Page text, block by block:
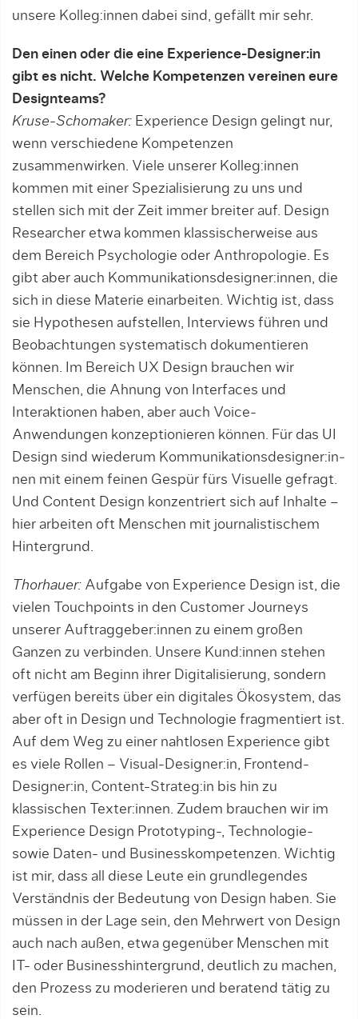
unsere Kolleg:innen dabei sind, gefällt mir sehr.
Den einen oder die eine Experience-Designer:in
gibt es nicht. Welche Kom­petenzen vereinen eure
Designteams?
Kruse-Schomaker: Experience Design ge­­lingt nur,
wenn verschiedene Kompeten­zen
zusammenwirken. Viele unserer Kol­le­g:in­nen
kommen mit einer Spezialisierung zu uns und
stellen sich mit der Zeit immer brei­ter auf. Design
Researcher etwa kommen klassischerweise aus
dem Bereich Psy­cho­logie oder Anthropologie. Es
gibt aber auch Kommunikationsdesigner:innen, die
sich in diese Materie einar­bei­ten. Wichtig ist, dass
sie Hypothesen auf­stellen, Interviews führen und
Beobachtun­gen systema­tisch dokumentieren
können. Im Bereich UX De­sign brauchen wir
Menschen, die Ahnung von Interfaces und
Interaktionen ha­ben, aber auch Voice-
Anwendungen kon­zep­tio­nieren können. Für das UI
Design sind wiederum Kom­munikations­desig­ner:in­
nen mit einem feinen Gespür fürs Visuelle gefragt.
Und Content De­sign konzentriert sich auf Inhalte –
hier arbeiten oft Menschen mit journalistischem
Hintergrund.
Thorhauer: Aufgabe von Experience De­sign ist, die
vielen Touchpoints in den Cus­tomer Journeys
unserer Auftrag­gebe­r:in­nen zu einem großen
Ganzen zu verbinden. Unsere Kund:innen stehen
oft nicht am Beginn ihrer Digitalisierung, sondern
verfügen bereits über ein digitales Ökosystem, das
aber oft in Design und Technologie fragmentiert ist.
Auf dem Weg zu einer nahtlosen Experience gibt
es viele Rollen – Visual-Designer:in, Frontend-
Designer:in, Content-Strateg:in bis hin zu
klassischen Texter:innen. Zudem brauchen wir im
Experience Design Prototyping-, Technologie-
sowie Daten- und Businesskompeten­zen. Wichtig
ist mir, dass all diese Leute ein grundlegendes
Verständnis der Bedeutung von Design haben. Sie
müssen in der Lage sein, den Mehrwert von Design
auch nach außen, etwa gegenüber Menschen mit
IT- oder Businesshintergrund, deutlich zu machen,
den Prozess zu moderieren und beratend tätig zu
sein.